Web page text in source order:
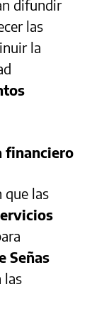
difundir
las
la
financiero
que las
Señas
las